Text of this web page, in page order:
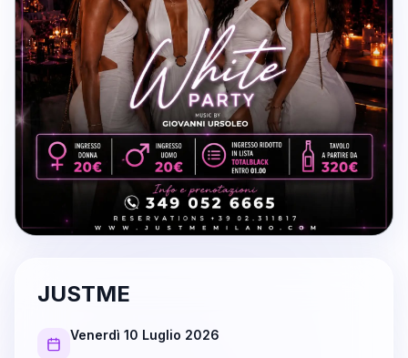
JUSTME
Venerdì 10 Luglio 2026